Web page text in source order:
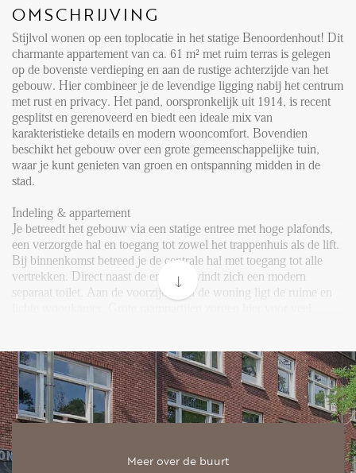
OMSCHRIJVING
Stijlvol wonen op een toplocatie in het statige Benoordenhout! Dit
charmante appartement van ca. 61 m² met ruim terras is gelegen
op de bovenste verdieping en aan de rustige achterzijde van het
gebouw. Hier combineer je de levendige ligging nabij het centrum
met rust en privacy. Het pand, oorspronkelijk uit 1914, is recent
gesplitst en gerenoveerd en biedt een ideale mix van
karakteristieke details en modern wooncomfort. Bovendien
beschikt het gebouw over een grote gemeenschappelijke tuin,
waar je kunt genieten van groen en ontspanning midden in de
stad.
Indeling & appartement
Je betreedt het gebouw via een statige entree met hoge plafonds,
een verzorgde hal en toegang tot zowel het trappenhuis als de lift.
Bij binnenkomst betreed je de centrale hal met toegang tot alle
vertrekken. Direct naast de entree bevindt zich een modern
separaat toilet. Aan de voorzijde van de woning ligt de ruime en
optimale rust en privacy. Grenzend aan de woonkamer bevindt
zich de moderne open keuken. Deze is luxe uitgevoerd en
voorzien van Whirlpool inbouwapparatuur: een
koel-/vriescombinatie, inductiekookplaat, afzuigkap,
combimagnetron/oven en vaatwasser. De keuken biedt veel werk-
appartement ligt de slaapkamer, die voldoende ruimte biedt voor
Meer over de buurt
LOCAL LIFE
OVER ONS
FAQ
Reviews
Werken bij
CONTACT
Den Haag
Hillegersberg